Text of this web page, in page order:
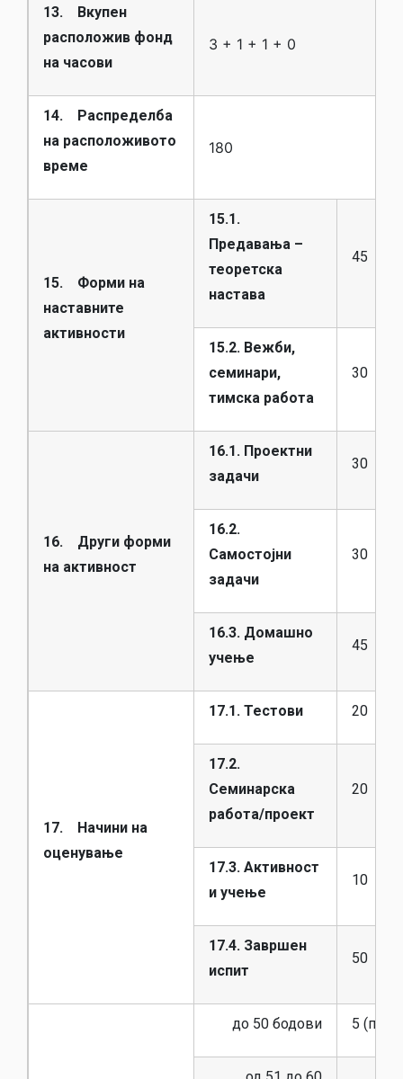
13. Вкупен
расположив фонд
на часови
3 + 1 + 1 + 0
14. Распределба
на расположивото
време
180
15. Форми на
наставните
активности
15.1.
Предавања –
теоретска
настава
45
15.2. Вежби,
семинари,
тимска работа
30
16. Други форми
на активност
16.1. Проектни
задачи
30
16.2.
Самостојни
задачи
30
16.3. Домашно
учење
45
17. Начини на
оценување
17.1. Тестови 20
17.2.
Семинарска
работа/проект
20
17.3. Активност
и учење
10
17.4. Завршен
испит
50
до 50 бодови 5 (пет)